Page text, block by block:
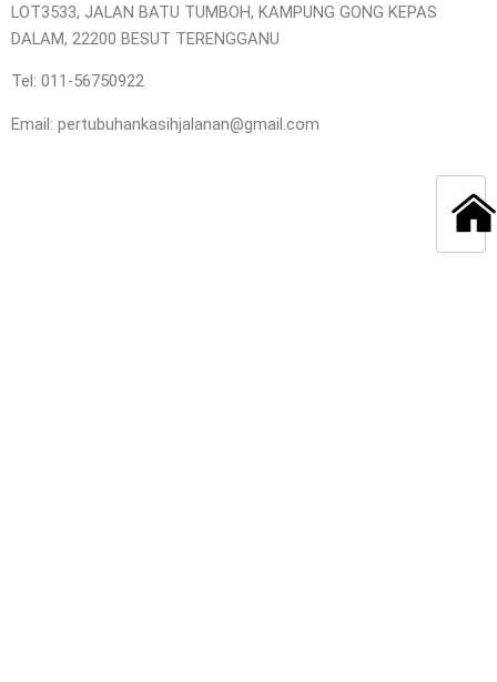
LOT3533, JALAN BATU TUMBOH, KAMPUNG GONG KEPAS
DALAM, 22200 BESUT TERENGGANU
Tel: 011-56750922
Email: pertubuhankasihjalanan@gmail.com